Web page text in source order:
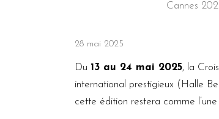
Cannes
28 mai 2025
Du 13 au 24 mai 2025, la
international prestigieux (Halle
cette édition restera comme